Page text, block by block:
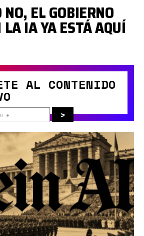
AL CONTENIDO
>
NO, EL GOBIERNO
LA IA YA ESTÁ AQUÍ